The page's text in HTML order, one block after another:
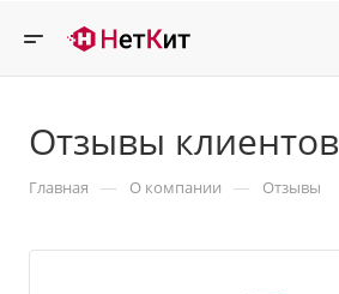
Отзывы клиентов
Главная — О компании — Отзывы